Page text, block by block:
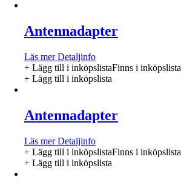
Antennadapter
Läs merDetaljinfo
+ Lägg till i inköpslistaFinns i inköpslista
+ Lägg till i inköpslista
Antennadapter
Läs merDetaljinfo
+ Lägg till i inköpslistaFinns i inköpslista
+ Lägg till i inköpslista